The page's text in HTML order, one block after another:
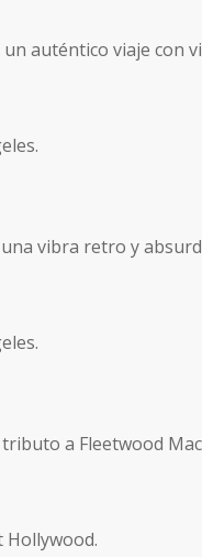
auténtico viaje con
vibra retro y
a Fleetwood
Hollywood.